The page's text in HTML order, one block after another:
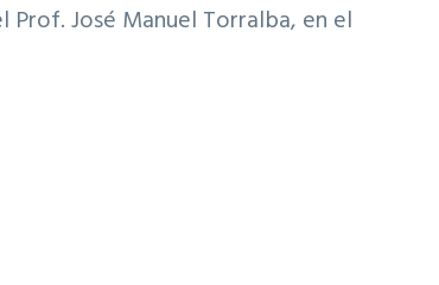
José Manuel Torralba, en el